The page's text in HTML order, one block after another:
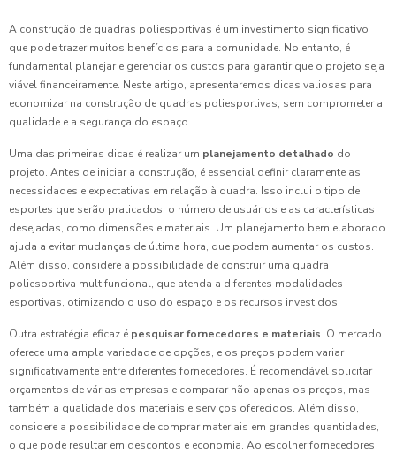
A construção de quadras poliesportivas é um investimento significativo
que pode trazer muitos benefícios para a comunidade. No entanto, é
fundamental planejar e gerenciar os custos para garantir que o projeto seja
viável financeiramente. Neste artigo, apresentaremos dicas valiosas para
economizar na construção de quadras poliesportivas, sem comprometer a
qualidade e a segurança do espaço.
Uma das primeiras dicas é realizar um planejamento detalhado do
projeto. Antes de iniciar a construção, é essencial definir claramente as
necessidades e expectativas em relação à quadra. Isso inclui o tipo de
esportes que serão praticados, o número de usuários e as características
desejadas, como dimensões e materiais. Um planejamento bem elaborado
ajuda a evitar mudanças de última hora, que podem aumentar os custos.
Além disso, considere a possibilidade de construir uma quadra
poliesportiva multifuncional, que atenda a diferentes modalidades
esportivas, otimizando o uso do espaço e os recursos investidos.
Outra estratégia eficaz é pesquisar fornecedores e materiais. O mercado
oferece uma ampla variedade de opções, e os preços podem variar
significativamente entre diferentes fornecedores. É recomendável solicitar
orçamentos de várias empresas e comparar não apenas os preços, mas
também a qualidade dos materiais e serviços oferecidos. Além disso,
considere a possibilidade de comprar materiais em grandes quantidades,
o que pode resultar em descontos e economia. Ao escolher fornecedores